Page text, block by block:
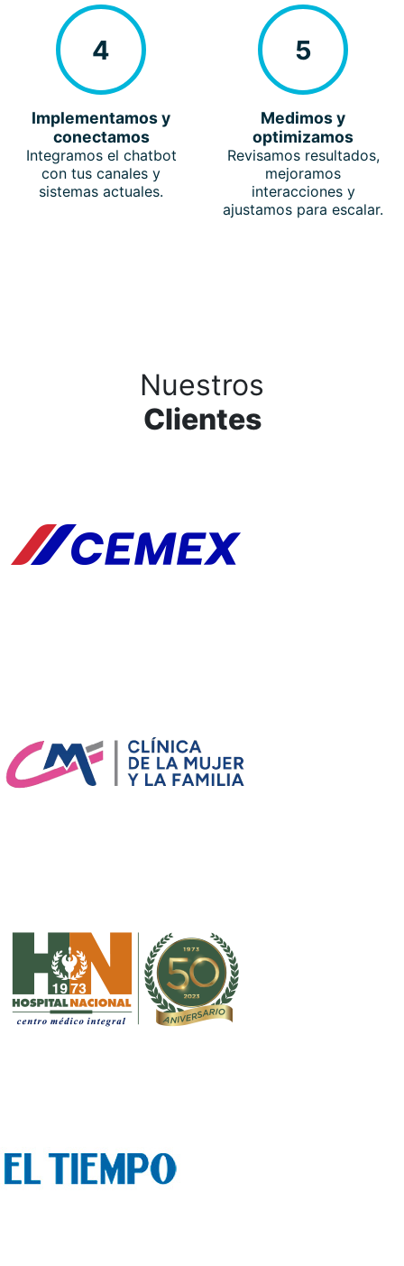
4
Implementamos y
conectamos
Integramos el chatbot
con tus canales y
sistemas actuales.
5
Medimos y
optimizamos
Revisamos resultados,
mejoramos
interacciones y
ajustamos para escalar.
Nuestros
Clientes